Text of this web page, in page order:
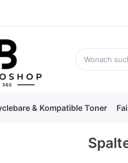
& Kompatible Toner